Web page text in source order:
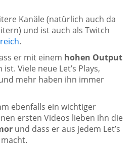
Kanäle (natürlich auch da
und ist auch als Twitch
.
er mit einem hohen Output
Viele neue Let’s Plays,
mehr haben ihn immer
ebenfalls ein wichtiger
ersten Videos lieben ihn die
und dass er aus jedem Let’s